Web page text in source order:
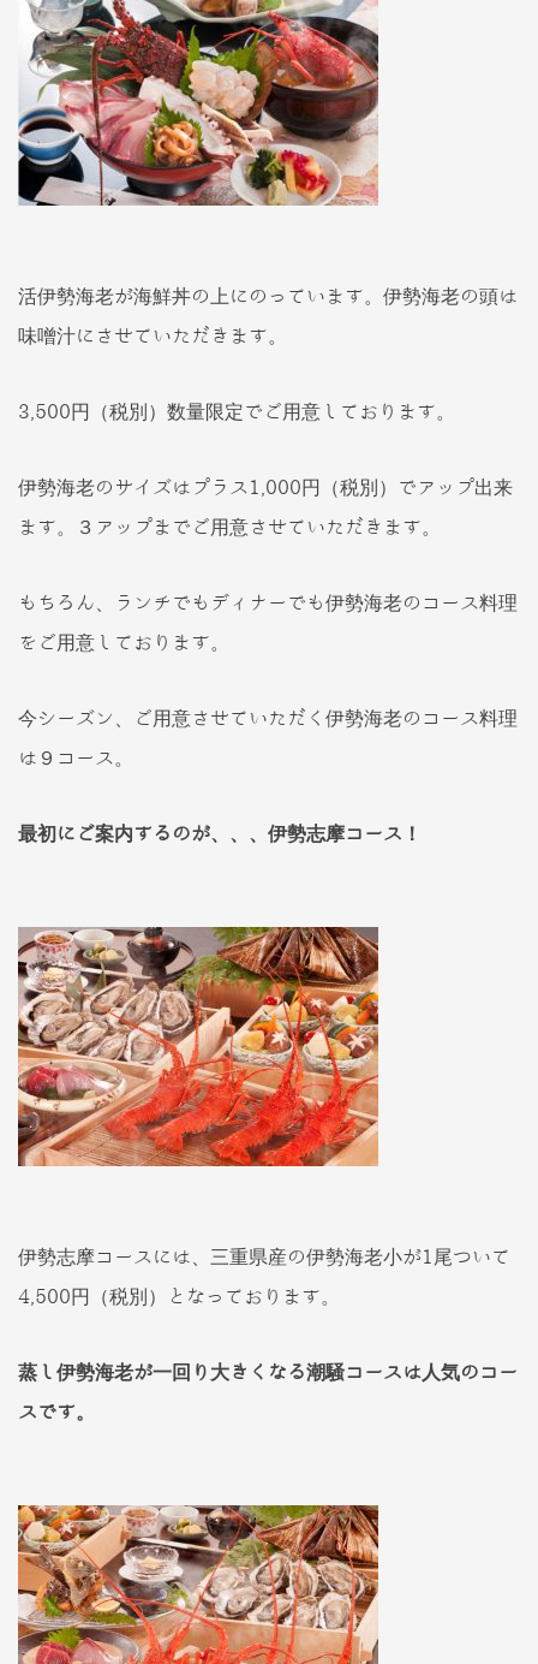
活伊勢海老が海鮮丼の上にのっています。伊勢海老の頭は
味噌汁にさせていただきます。
3,500円（税別）数量限定でご用意しております。
伊勢海老のサイズはプラス1,000円（税別）でアップ出来
ます。３アップまでご用意させていただきます。
もちろん、ランチでもディナーでも伊勢海老のコース料理
をご用意しております。
今シーズン、ご用意させていただく伊勢海老のコース料理
は９コース。
最初にご案内するのが、、、伊勢志摩コース！
伊勢志摩コースには、三重県産の伊勢海老小が1尾ついて
4,500円（税別）となっております。
蒸し伊勢海老が一回り大きくなる潮騒コースは人気のコー
スです。